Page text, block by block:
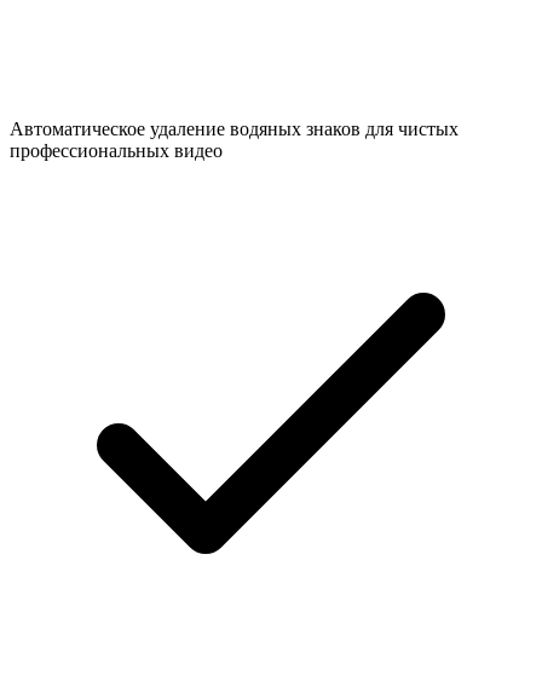
Автоматическое удаление водяных знаков для чистых
профессиональных видео